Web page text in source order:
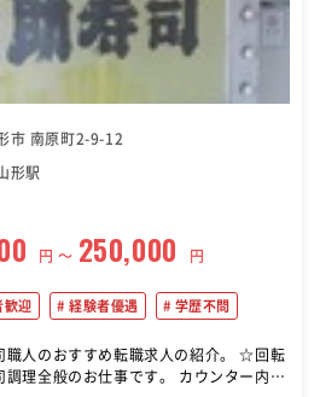
市 南原町2-9-12
形駅
円 〜 250,000 円
歓迎 経験者優遇 学歴不問
のおすすめ転職求人の紹介。 ☆回転
理全般のお仕事です。 カウンター内で